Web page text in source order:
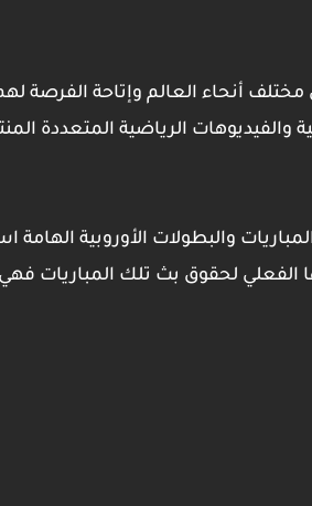
أنحاء العالم وإتاحة الفرصة
الرياضية المتعددة
والبطولات الأوروبية
الفعلي لحقوق بث تلك المباريات